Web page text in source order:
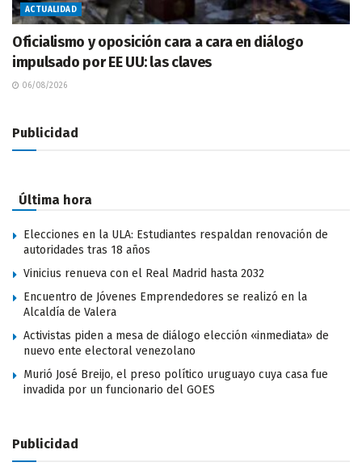
ACTUALIDAD
Oficialismo y oposición cara a cara en diálogo
impulsado por EE UU: las claves
06/08/2026
Publicidad
Última hora
Elecciones en la ULA: Estudiantes respaldan renovación de
autoridades tras 18 años
Vinicius renueva con el Real Madrid hasta 2032
Encuentro de Jóvenes Emprendedores se realizó en la
Alcaldía de Valera
Activistas piden a mesa de diálogo elección «inmediata» de
nuevo ente electoral venezolano
Murió José Breijo, el preso político uruguayo cuya casa fue
invadida por un funcionario del GOES
Publicidad